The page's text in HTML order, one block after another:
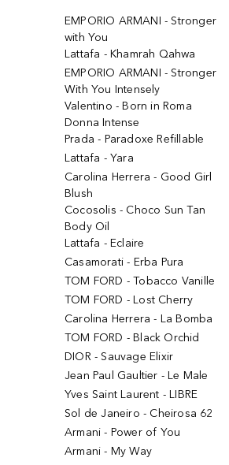
EMPORIO ARMANI - Stronger
with You
Lattafa - Khamrah Qahwa
EMPORIO ARMANI - Stronger
With You Intensely
Valentino - Born in Roma
Donna Intense
Prada - Paradoxe Refillable
Lattafa - Yara
Carolina Herrera - Good Girl
Blush
Cocosolis - Choco Sun Tan
Body Oil
Lattafa - Eclaire
Casamorati - Erba Pura
TOM FORD - Tobacco Vanille
TOM FORD - Lost Cherry
Carolina Herrera - La Bomba
TOM FORD - Black Orchid
DIOR - Sauvage Elixir
Jean Paul Gaultier - Le Male
Yves Saint Laurent - LIBRE
Sol de Janeiro - Cheirosa 62
Armani - Power of You
Armani - My Way